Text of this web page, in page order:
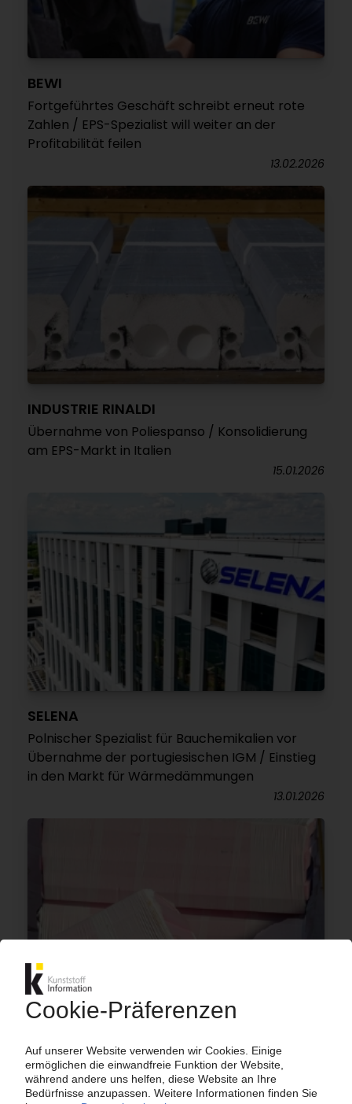
BEWI
Fortgeführtes Geschäft schreibt erneut rote
Zahlen / EPS-Spezialist will weiter an der
Profitabilität feilen
13.02.2026
INDUSTRIE RINALDI
Übernahme von Poliespanso / Konsolidierung
am EPS-Markt in Italien
15.01.2026
SELENA
Polnischer Spezialist für Bauchemikalien vor
Übernahme der portugiesischen IGM / Einstieg
in den Markt für Wärmedämmungen
13.01.2026
DÄMMSTOFFE
IAL-Studie: Europäischer Markt schrumpft 2024
/ Bauflaute drückt Nachfrage / PIR-Lösungen